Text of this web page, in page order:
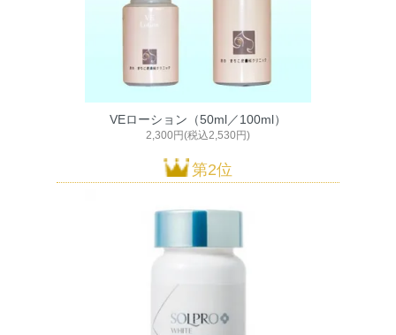
VEローション（50ml／100ml）
2,300円(税込2,530円)
第2位